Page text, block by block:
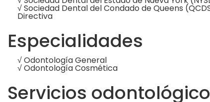
√ Sociedad Dental del Condado de Queens
Directiva
Especialidades
√ Odontología General
√ Odontología Cosmética
Servicios